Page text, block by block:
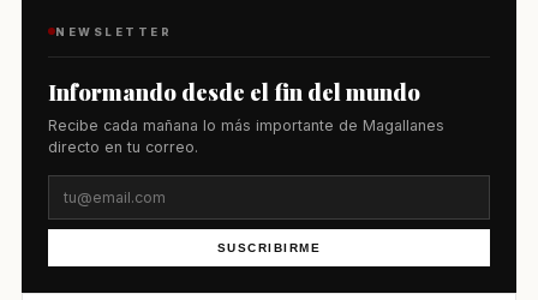
NEWSLETTER
Informando desde el fin del mundo
Recibe cada mañana lo más importante de Magallanes
directo en tu correo.
SUSCRIBIRME